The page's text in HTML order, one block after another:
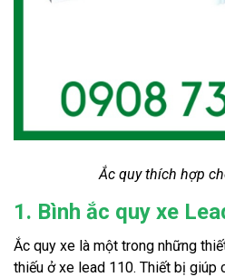
Ắc quy thích hợp
1. Bình ắc quy xe
Ắc quy xe là một trong những
thiếu ở xe lead 110. Thiết bị giúp